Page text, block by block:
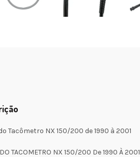
Tacômetro NX 150/200 de 1990 à 2001
TACOMETRO NX 150/200 De 1990 À 2001